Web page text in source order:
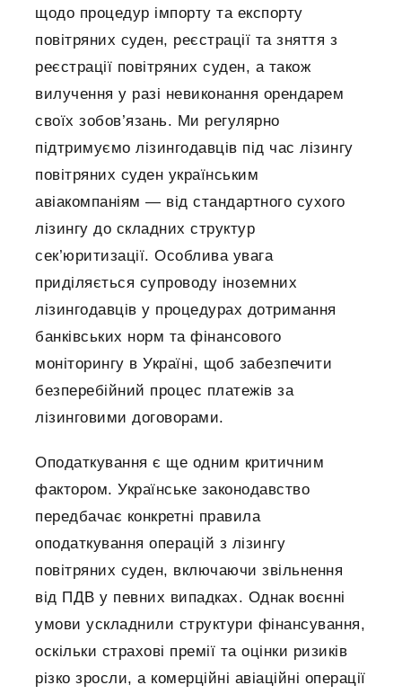
щодо процедур імпорту та експорту
повітряних суден, реєстрації та зняття з
реєстрації повітряних суден, а також
вилучення у разі невиконання орендарем
своїх зобов’язань. Ми регулярно
підтримуємо лізингодавців під час лізингу
повітряних суден українським
авіакомпаніям — від стандартного сухого
лізингу до складних структур
сек’юритизації. Особлива увага
приділяється супроводу іноземних
лізингодавців у процедурах дотримання
банківських норм та фінансового
моніторингу в Україні, щоб забезпечити
безперебійний процес платежів за
лізинговими договорами.
Оподаткування є ще одним критичним
фактором. Українське законодавство
передбачає конкретні правила
оподаткування операцій з лізингу
повітряних суден, включаючи звільнення
від ПДВ у певних випадках. Однак воєнні
умови ускладнили структури фінансування,
оскільки страхові премії та оцінки ризиків
різко зросли, а комерційні авіаційні операції